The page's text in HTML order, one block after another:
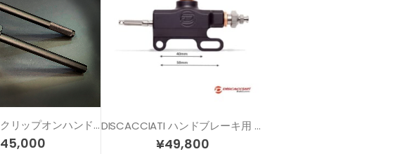
CRAZY IRON クリップオンハンドル 各色 / 各サイズ
45,000
DISCACCIATI ハンドブレーキ用 レーシング リマスターシリンダー
¥49,800